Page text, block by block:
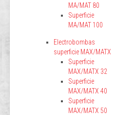
MA/MAT 80
Superficie
MA/MAT 100
Electrobombas
superficie MAX/MATX
Superficie
MAX/MATX 32
Superficie
MAX/MATX 40
Superficie
MAX/MATX 50